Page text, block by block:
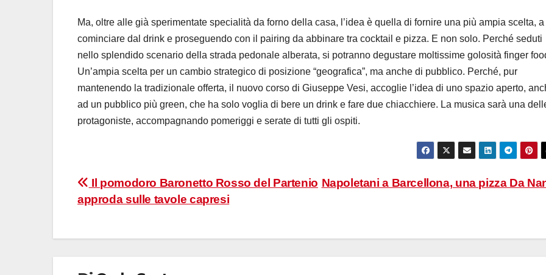
Ma, oltre alle già sperimentate specialità da forno della casa, l’idea è quella di fornire una più ampia scelta, a
cominciare dal drink e proseguendo con il pairing da abbinare tra cocktail e pizza. E non solo. Perché seduti
nello splendido scenario della strada pedonale alberata, si potranno degustare moltissime golosità finger
Un’ampia scelta per un cambio strategico di posizione “geografica”, ma anche di pubblico. Perché, pur
mantenendo la tradizionale offerta, il nuovo corso di Giuseppe Vesi, accoglie l’idea di uno spazio aperto,
ad un pubblico più green, che ha solo voglia di bere un drink e fare due chiacchiere. La musica sarà una
protagoniste, accompagnando pomeriggi e serate di tutti gli ospiti.
Navigazione
articoli
Napoletani a Barcellona, una pizza Da
Il pomodoro Baronetto Rosso del Partenio
approda sulle tavole capresi